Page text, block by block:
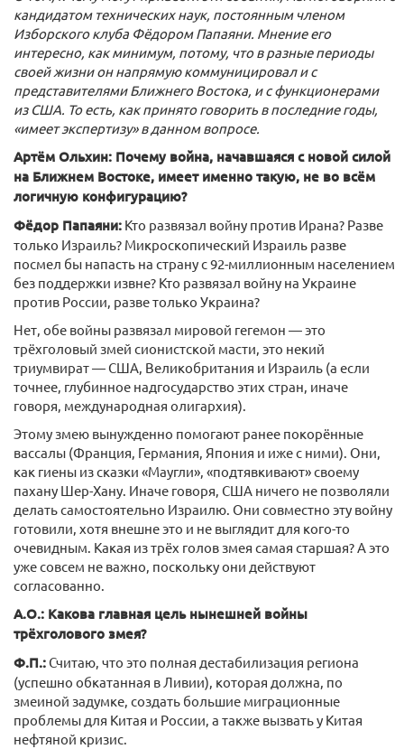
кандидатом технических наук, постоянным членом
Изборского клуба Фёдором Папаяни. Мнение его
интересно, как минимум, потому, что в разные периоды
своей жизни он напрямую коммуницировал и с
представителями Ближнего Востока, и с функционерами
из США. То есть, как принято говорить в последние годы,
«имеет экспертизу» в данном вопросе.
Артём Ольхин: Почему война, начавшаяся с новой силой
на Ближнем Востоке, имеет именно такую, не во всём
логичную конфигурацию?
Фёдор Папаяни: Кто развязал войну против Ирана? Разве
только Израиль? Микроскопический Израиль разве
посмел бы напасть на страну с 92-миллионным населением
без поддержки извне? Кто развязал войну на Украине
против России, разве только Украина?
Нет, обе войны развязал мировой гегемон — это
трёхголовый змей сионистской масти, это некий
триумвират — США, Великобритания и Израиль (а если
точнее, глубинное надгосударство этих стран, иначе
говоря, международная олигархия).
Этому змею вынужденно помогают ранее покорённые
вассалы (Франция, Германия, Япония и иже с ними). Они,
как гиены из сказки «Маугли», «подтявкивают» своему
пахану Шер-Хану. Иначе говоря, США ничего не позволяли
делать самостоятельно Израилю. Они совместно эту войну
готовили, хотя внешне это и не выглядит для кого-то
очевидным. Какая из трёх голов змея самая старшая? А это
уже совсем не важно, поскольку они действуют
согласованно.
А.О.: Какова главная цель нынешней войны
трёхголового змея?
Ф.П.: Считаю, что это полная дестабилизация региона
(успешно обкатанная в Ливии), которая должна, по
змеиной задумке, создать большие миграционные
проблемы для Китая и России, а также вызвать у Китая
нефтяной кризис.